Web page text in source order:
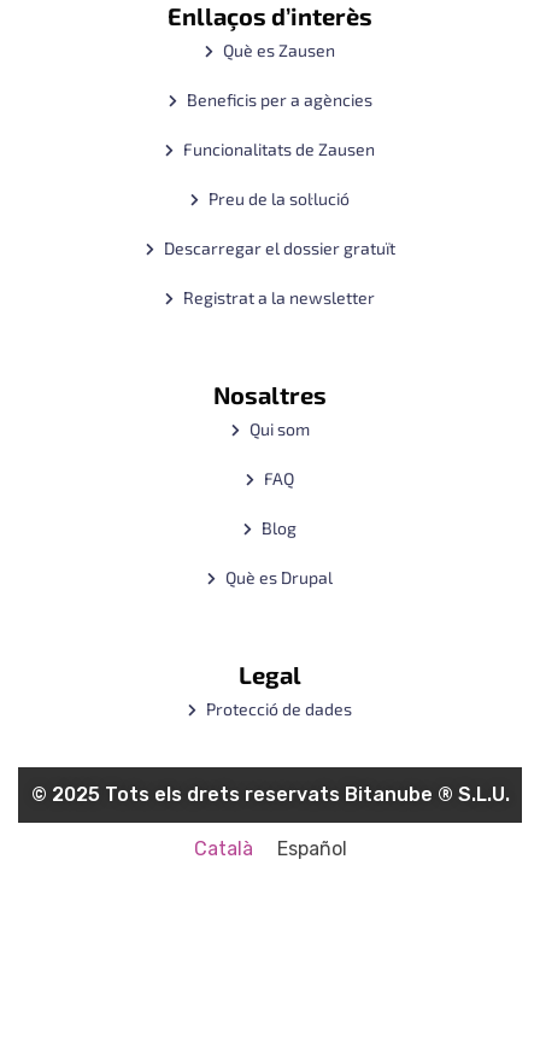
Enllaços d’interès
Què es Zausen
Beneficis per a agències
Funcionalitats de Zausen
Preu de la sol·lució
Descarregar el dossier gratuït
Registrat a la newsletter
Nosaltres
Qui som
FAQ
Blog
Què es Drupal
Legal
Protecció de dades
© 2025 Tots els drets reservats Bitanube ®️ S.L.U.
Català Español